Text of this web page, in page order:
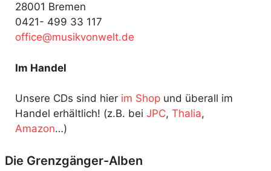
28001 Bremen
0421- 499 33 117
ed.tl
ewnov
kisum
@ecif
fo
Im Handel
Unsere CDs sind hier im Shop und überall im
Handel erhältlich! (z.B. bei JPC, Thalia,
Amazon…)
Die Grenzgänger-Alben